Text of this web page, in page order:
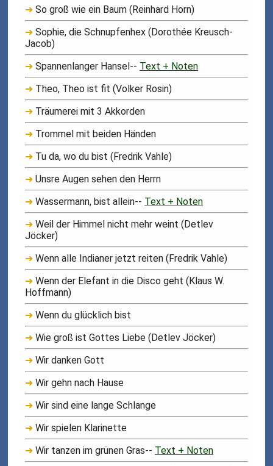
➜So groß wie ein Baum (Reinhard Horn)
➜Sophie, die Schnupfenhex (Dorothée Kreusch-
Jacob)
➜Spannenlanger Hansel-- Text + Noten
➜ Theo, Theo ist fit (Volker Rosin)
➜ Träumerei mit 3 Akkorden
➜ Trommel mit beiden Händen
➜ Tu da, wo du bist (Fredrik Vahle)
➜Unsre Augen sehen den Herrn
➜Wassermann, bist allein-- Text + Noten
➜Weil der Himmel nicht mehr weint (Detlev
Jöcker)
➜Wenn alle Indianer jetzt reiten (Fredrik Vahle)
➜Wenn der Elefant in die Disco geht (Klaus W.
Hoffmann)
➜Wenn du glücklich bist
➜Wie groß ist Gottes Liebe (Detlev Jöcker)
➜Wir danken Gott
➜Wir gehn nach Hause
➜Wir sind eine lange Schlange
➜Wir spielen Klarinette
➜Wir tanzen im grünen Gras-- Text + Noten